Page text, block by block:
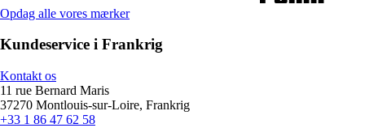
Opdag alle vores mærker
Kundeservice i Frankrig
Kontakt os
11 rue Bernard Maris
37270 Montlouis-sur-Loire, Frankrig
+33 1 86 47 62 58